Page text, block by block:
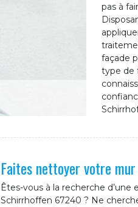
pas à
façade
type de
Faites nettoyer votre
Êtes-vous à la recherche
Schirrhoffen 67240 ? Ne